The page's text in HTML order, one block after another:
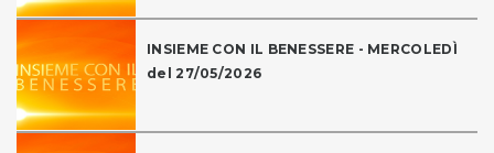
INSIEME CON IL BENESSERE - MERCOLEDÌ
del 27/05/2026